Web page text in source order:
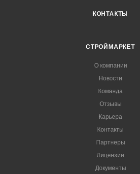
КОНТАКТЫ
СТРОЙМАРКЕТ
О компании
Новости
Команда
Отзывы
Карьера
Контакты
Партнеры
Лицензии
Документы